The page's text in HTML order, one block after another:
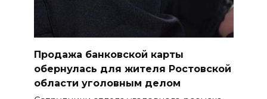
Продажа банковской карты
обернулась для жителя Ростовской
области уголовным делом